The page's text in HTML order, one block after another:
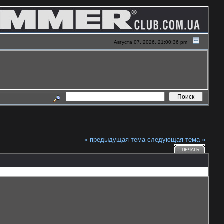
Августа 07, 2026, 21:00:36 pm
« предыдущая тема следующая тема »
ПЕЧАТЬ